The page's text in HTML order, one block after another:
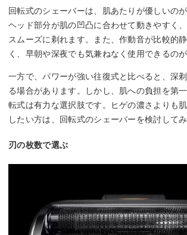
回転式のシェーバーは、肌あたりが優しいの
ヘッド部分が肌の凹凸に合わせて動きやすく
スムーズに剃れます。また、作動音が比較的
く、早朝や深夜でも気兼ねなく使用できるの
一方で、パワーが強い往復式と比べると、深
る場合があります。しかし、肌への負担を第
転式は有力な選択肢です。ヒゲの濃さよりも
したい方は、回転式のシェーバーを検討してみ
刃の枚数で選ぶ